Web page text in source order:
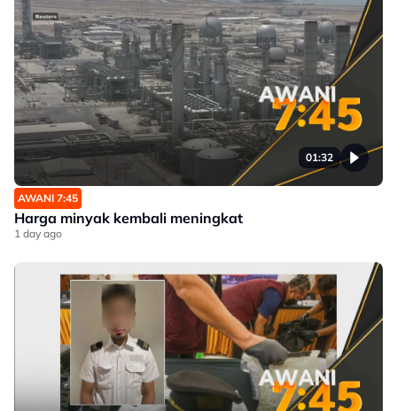
01:32
AWANI 7:45
Harga minyak kembali meningkat
1 day ago